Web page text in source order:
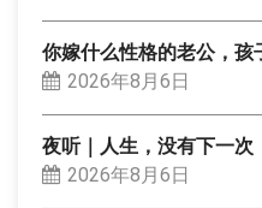
你嫁什么性格的老公，孩
2026年8月6日
夜听｜人生，没有下一次
2026年8月6日